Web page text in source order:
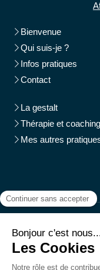
Bienvenue
Qui suis-je ?
Infos pratiques
Contact
La gestalt
Thérapie et coaching
Mes autres